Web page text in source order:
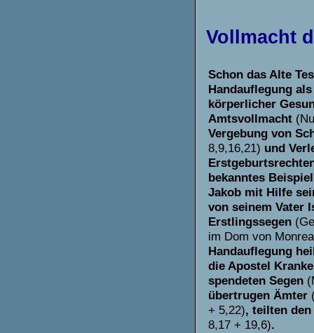
Vollmacht
Schon das Alte
Handauflegung
körperlicher
Amtsvollmacht
Vergebung von
8,9,16,21) und
bekanntes
Jakob mit Hilfe
von seinem Vater
Erstlingssegen
im Dom von
Handauflegung
die Apostel
spendeten Segen
übertrugen Ämter
+ 5,22), teilten
8,17 + 19,6).